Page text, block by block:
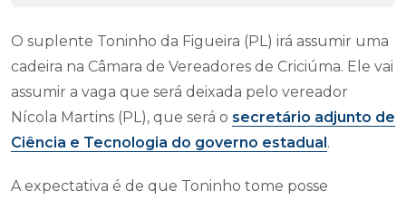
O suplente Toninho da Figueira (PL) irá assumir uma
cadeira na Câmara de Vereadores de Criciúma. Ele vai
assumir a vaga que será deixada pelo vereador
Nícola Martins (PL), que será o secretário adjunto de
Ciência e Tecnologia do governo estadual.
A expectativa é de que Toninho tome posse